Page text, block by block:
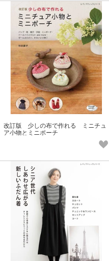
改訂版 少しの布で作れる ミニチュ
ア小物とミニポーチ